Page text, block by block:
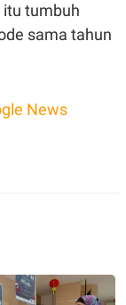
itu tumbuh
sama tahun
News